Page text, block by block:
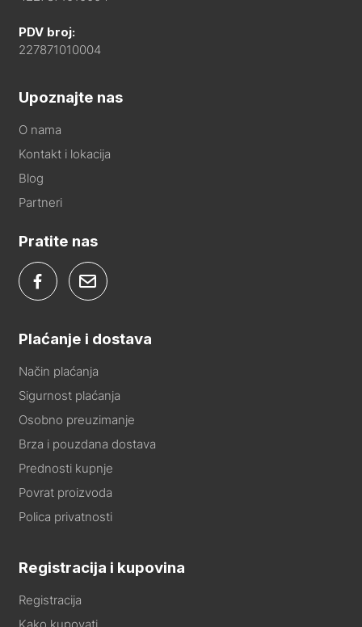
PDV broj:
227871010004
Upoznajte nas
O nama
Kontakt i lokacija
Blog
Partneri
Pratite nas
Plaćanje i dostava
Način plaćanja
Sigurnost plaćanja
Osobno preuzimanje
Brza i pouzdana dostava
Prednosti kupnje
Povrat proizvoda
Polica privatnosti
Registracija i kupovina
Registracija